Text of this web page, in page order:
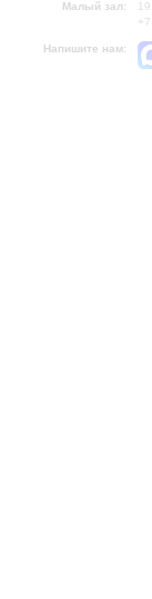
Малый зал:
Напишите нам: